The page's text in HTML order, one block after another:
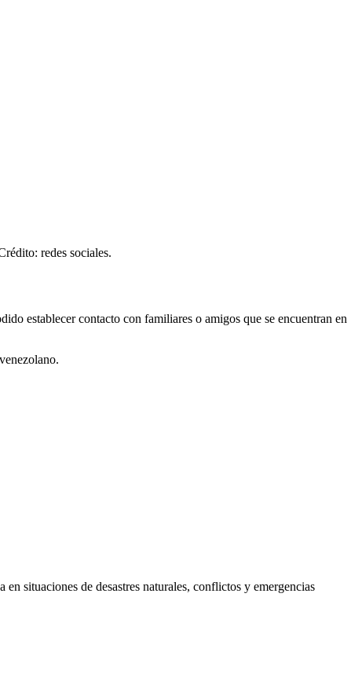
redes sociales.
establecer contacto con familiares o amigos que se encuentran en
en situaciones de desastres naturales, conflictos y emergencias